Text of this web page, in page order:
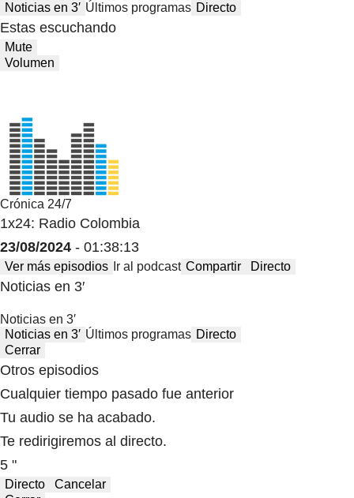
Noticias en 3′ Últimos programas Directo
Estas escuchando
Mute
Volumen
Crónica 24/7
1x24: Radio Colombia
23/08/2024 - 01:38:13
Ver más episodios Ir al podcast Compartir Directo
Noticias en 3′
Noticias en 3′
Noticias en 3′ Últimos programas Directo
Cerrar
Otros episodios
Cualquier tiempo pasado fue anterior
Tu audio se ha acabado.
Te redirigiremos al directo.
5 "
Directo
Cancelar